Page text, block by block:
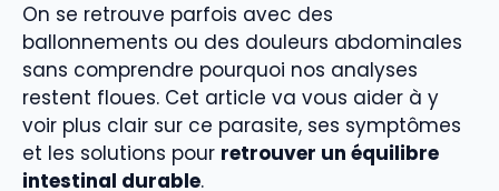
On se retrouve parfois avec des
ballonnements ou des douleurs abdominales
sans comprendre pourquoi nos analyses
restent floues. Cet article va vous aider à y
voir plus clair sur ce parasite, ses symptômes
et les solutions pour retrouver un équilibre
intestinal durable.